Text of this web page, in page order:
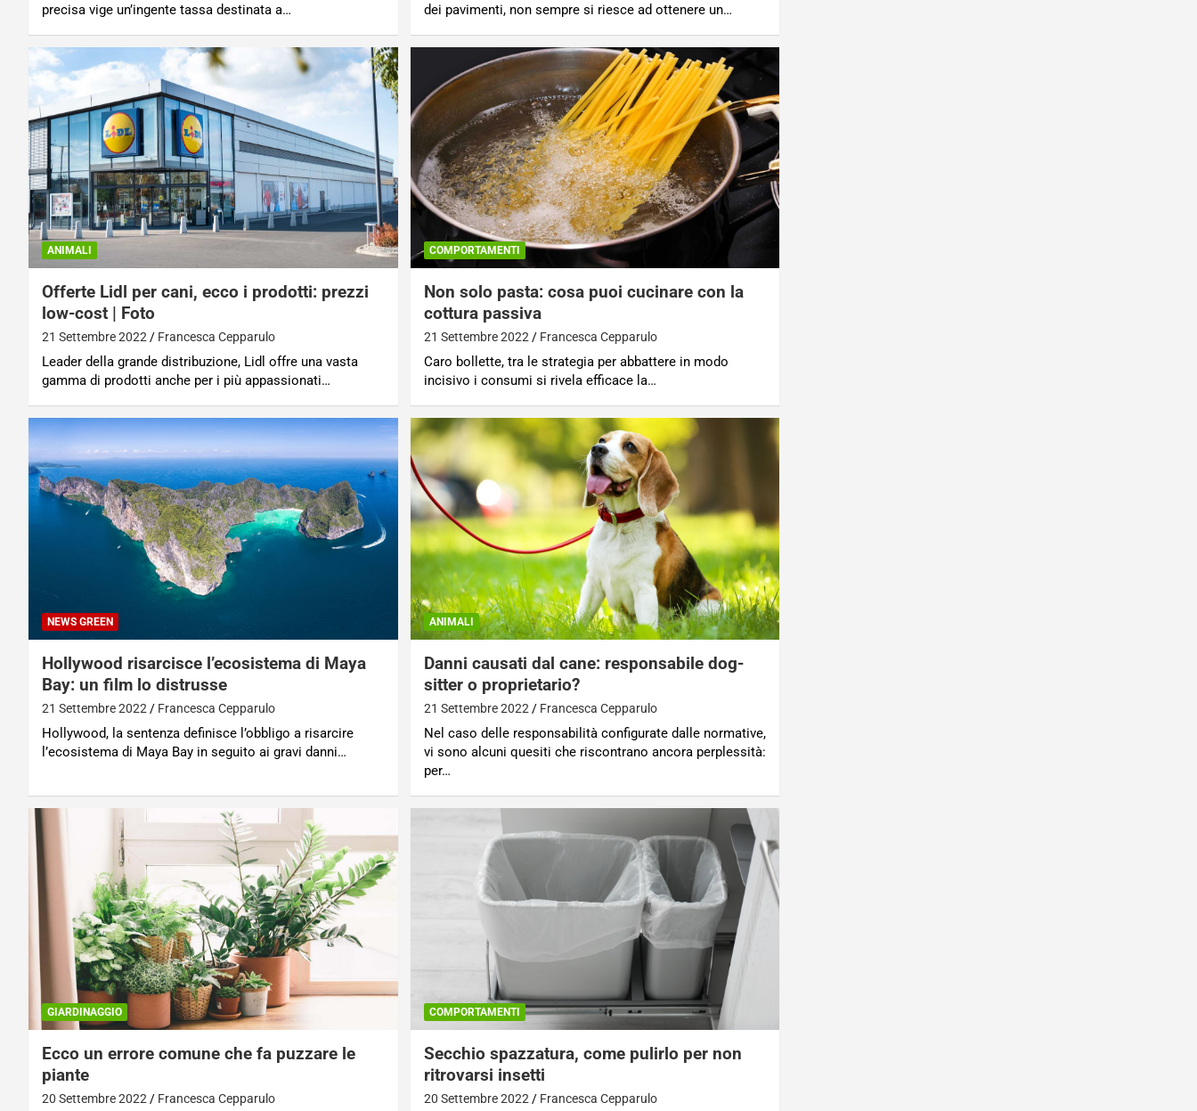
precisa vige un’ingente tassa destinata a…
dei pavimenti, non sempre si riesce ad ottenere un…
ANIMALI
Offerte Lidl per cani, ecco i prodotti: prezzi
low-cost | Foto
21 Settembre 2022 Francesca Cepparulo
Leader della grande distribuzione, Lidl offre una vasta
gamma di prodotti anche per i più appassionati…
COMPORTAMENTI
Non solo pasta: cosa puoi cucinare con la
cottura passiva
21 Settembre 2022 Francesca Cepparulo
Caro bollette, tra le strategia per abbattere in modo
incisivo i consumi si rivela efficace la…
NEWS GREEN
Hollywood risarcisce l’ecosistema di Maya
Bay: un film lo distrusse
21 Settembre 2022 Francesca Cepparulo
Hollywood, la sentenza definisce l’obbligo a risarcire
l’ecosistema di Maya Bay in seguito ai gravi danni…
ANIMALI
Danni causati dal cane: responsabile dog-
sitter o proprietario?
21 Settembre 2022 Francesca Cepparulo
Nel caso delle responsabilità configurate dalle normative,
vi sono alcuni quesiti che riscontrano ancora perplessità:
per…
GIARDINAGGIO
Ecco un errore comune che fa puzzare le
piante
20 Settembre 2022 Francesca Cepparulo
COMPORTAMENTI
Secchio spazzatura, come pulirlo per non
ritrovarsi insetti
20 Settembre 2022 Francesca Cepparulo